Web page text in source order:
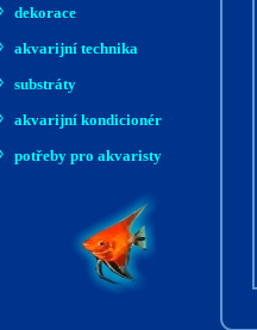
dekorace
akvarijní technika
substráty
akvarijní kondicionér
potřeby pro akvaristy